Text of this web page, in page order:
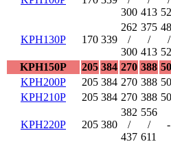
300 413
KPH130P 170 339
262
/
300
375
/
413
/
KPH150P 205 384 270 388
KPH200P
205 384 270 388
KPH210P
205 384 270 388
KPH220P 205 380
382
/
437
556
/
611
-